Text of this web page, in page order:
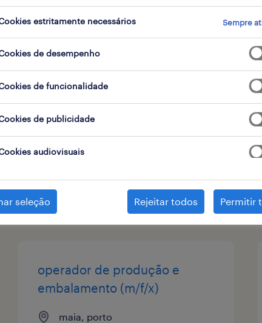
de contrato
auxiliar de armazém (m-f-x)
vila nova de gaia, porto
temporário
publicado em 6 agosto 2026
operador de produção e
embalamento (m/f/x)
maia, porto
estritamente necessários Sempre
de desempenho
de funcionalidade
de publicidade
audiovisuais
seleção Rejeitar todos Permitir